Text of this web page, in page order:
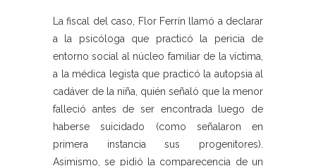
La fiscal del caso, Flor Ferrín llamó a declarar
a la psicóloga que practicó la pericia de
entorno social al núcleo familiar de la víctima,
a la médica legista que practicó la autopsia al
cadáver de la niña, quién señaló que la menor
falleció antes de ser encontrada luego de
haberse suicidado (como señalaron en
primera instancia sus progenitores).
Asimismo, se pidió la comparecencia de un